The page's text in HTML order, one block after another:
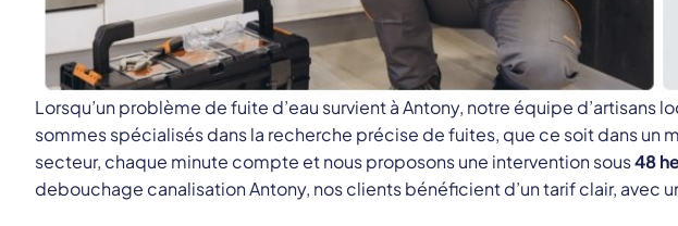
Lorsqu’un problème de fuite d’eau survient à Antony, notre équipe
sommes spécialisés dans la recherche précise de fuites, que ce soit dans un
secteur, chaque minute compte et nous proposons une intervention sous48
debouchage canalisation Antony, nos clients bénéficient d’un tarif clair, avec